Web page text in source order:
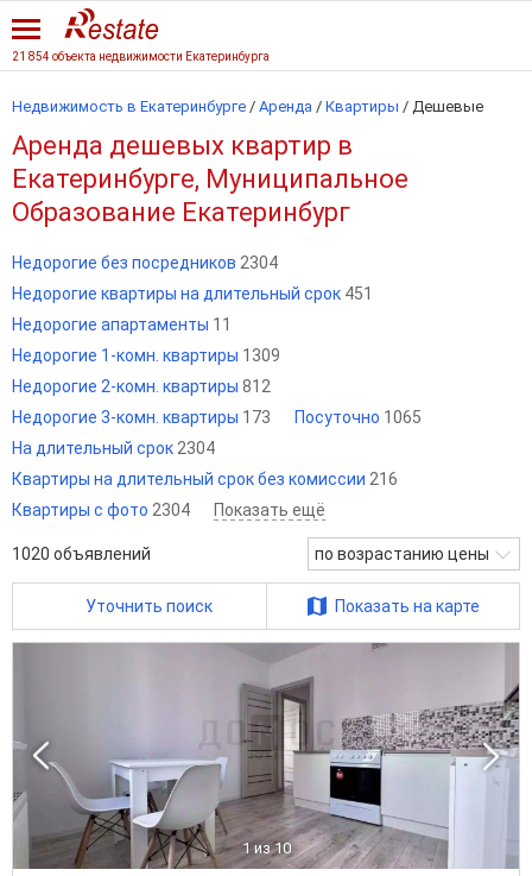
21 854 объекта недвижимости Екатеринбурга
Недвижимость в Екатеринбурге / Аренда / Квартиры / Дешевые
Аренда дешевых квартир в
Екатеринбурге, Муниципальное
Образование Екатеринбург
Недорогие без посредников 2304
Недорогие квартиры на длительный срок 451
Недорогие апартаменты 11
Недорогие 1-комн. квартиры 1309
Недорогие 2-комн. квартиры 812
Недорогие 3-комн. квартиры 173 Посуточно 1065
На длительный срок 2304
Квартиры на длительный срок без комиссии 216
Квартиры с фото 2304 Показать ещё
1020 объявлений по возрастанию цены
Уточнить поиск Показать на карте
1 из 10